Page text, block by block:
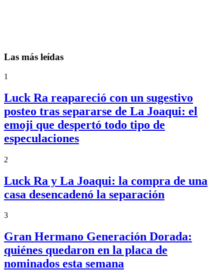
Las más leídas
1
Luck Ra reapareció con un sugestivo
posteo tras separarse de La Joaqui: el
emoji que despertó todo tipo de
especulaciones
2
Luck Ra y La Joaqui: la compra de una
casa desencadenó la separación
3
Gran Hermano Generación Dorada:
quiénes quedaron en la placa de
nominados esta semana